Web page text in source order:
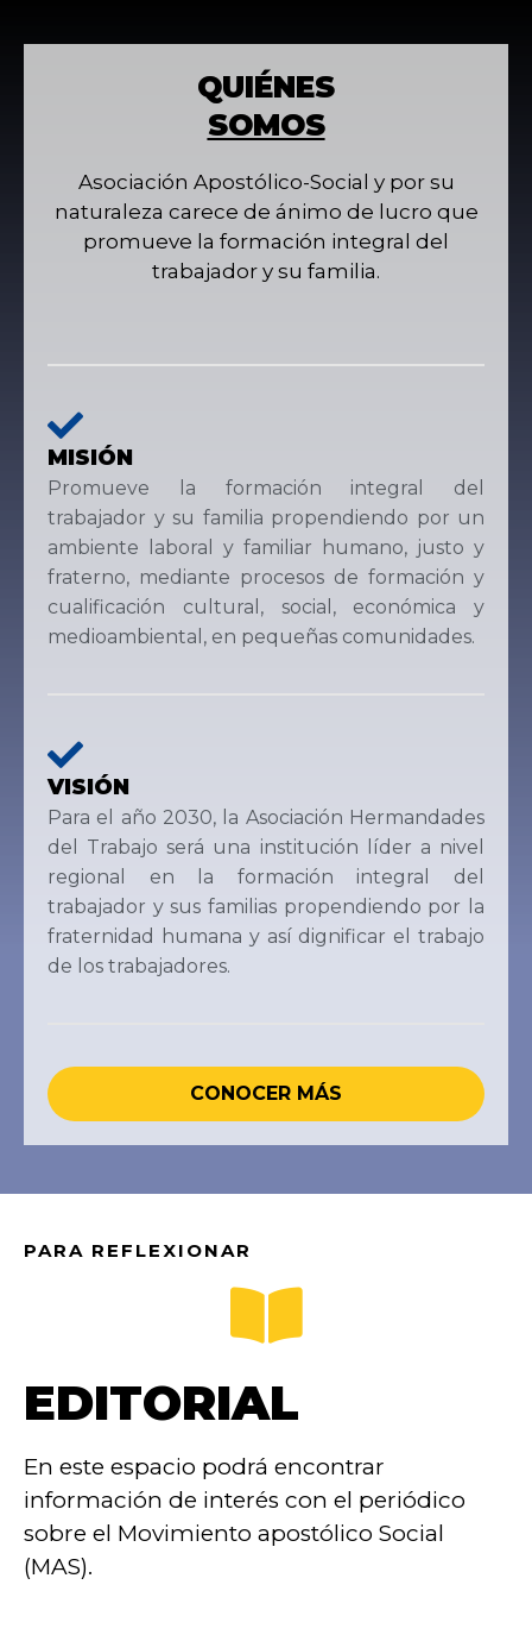
QUIÉNES
SOMOS
Asociación Apostólico-Social y por su
naturaleza carece de ánimo de lucro que
promueve la formación integral del
trabajador y su familia.
MISIÓN
Promueve la formación integral del
trabajador y su familia propendiendo por un
ambiente laboral y familiar humano, justo y
fraterno, mediante procesos de formación y
cualificación cultural, social, económica y
medioambiental, en pequeñas comunidades.
VISIÓN
Para el año 2030, la Asociación Hermandades
del Trabajo será una institución líder a nivel
regional en la formación integral del
trabajador y sus familias propendiendo por la
fraternidad humana y así dignificar el trabajo
de los trabajadores.
CONOCER MÁS
PARA REFLEXIONAR
EDITORIAL
En este espacio podrá encontrar
información de interés con el periódico
sobre el Movimiento apostólico Social
(MAS).